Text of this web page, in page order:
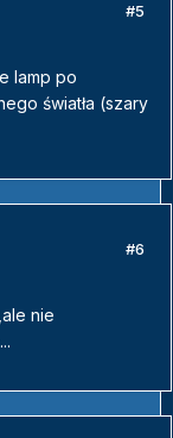
#5
lamp po
światła (szary
#6
nie